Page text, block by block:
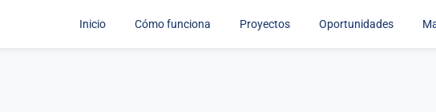
Inicio Cómo funciona Proyectos Oportunidades